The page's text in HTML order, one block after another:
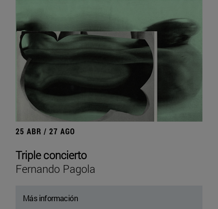
25 ABR / 27 AGO
Triple concierto
Fernando Pagola
Más información